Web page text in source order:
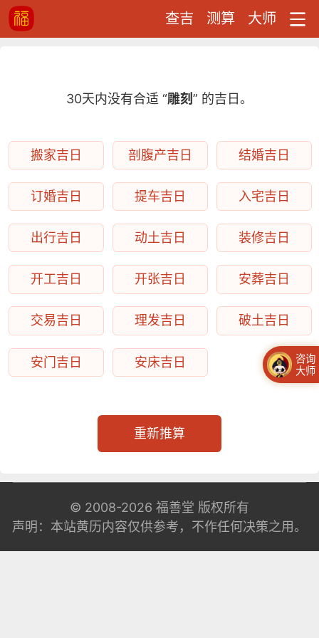
查吉 测算 大师
30天内没有合适 “雕刻” 的吉日。
搬家吉日 剖腹产吉日 结婚吉日
订婚吉日 提车吉日 入宅吉日
出行吉日 动土吉日 装修吉日
开工吉日 开张吉日 安葬吉日
交易吉日 理发吉日 破土吉日
安门吉日 安床吉日
重新推算
© 2008-2026 福善堂 版权所有
声明：本站黄历内容仅供参考，不作任何决策之用。
咨询
大师